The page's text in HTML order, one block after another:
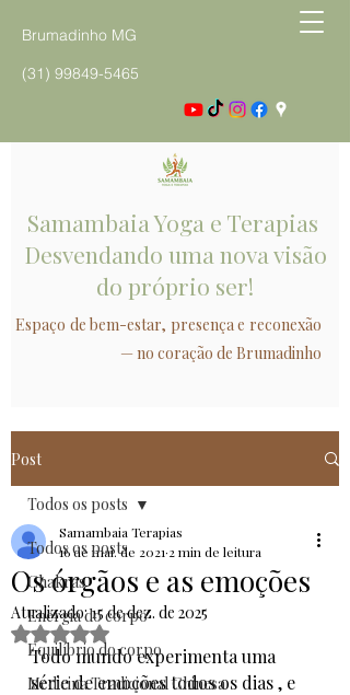
Brumadinho MG
(31) 99849-5465
Samambaia Yoga e Terapias
Desvendando uma nova visão
do próprio ser!
Espaço de bem-estar, presença e reconexão
— no coração de Brumadinho
Post
Todos os posts
Chakras
Energia do corpo
Equilíbrio do corpo
Medicina Tradicional Chinesa
Todos os posts
Os órgãos e as emoções
Samambaia Terapias
16 de mai. de 2021 2 min de leitura
Atualizado:15 de dez. de 2025
Avaliado com NaN de 5 estrelas.
Todo mundo experimenta uma
série de emoções todos os dias , e